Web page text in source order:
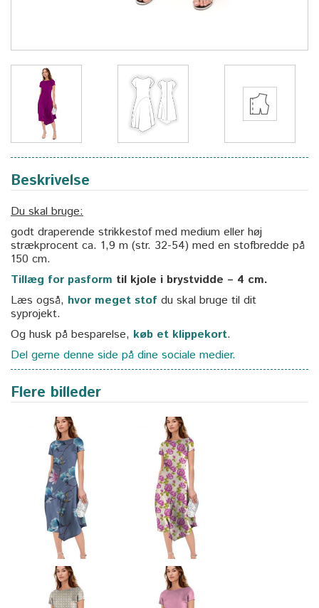
Beskrivelse
Du skal bruge:
godt draperende strikkestof med medium eller høj
strækprocent ca. 1,9 m (str. 32-54) med en stofbredde på
150 cm.
Tillæg for pasform til kjole i brystvidde – 4 cm.
Læs også, hvor meget stof du skal bruge til dit
syprojekt.
Og husk på besparelse, køb et klippekort.
Del gerne denne side på dine sociale medier.
Flere billeder